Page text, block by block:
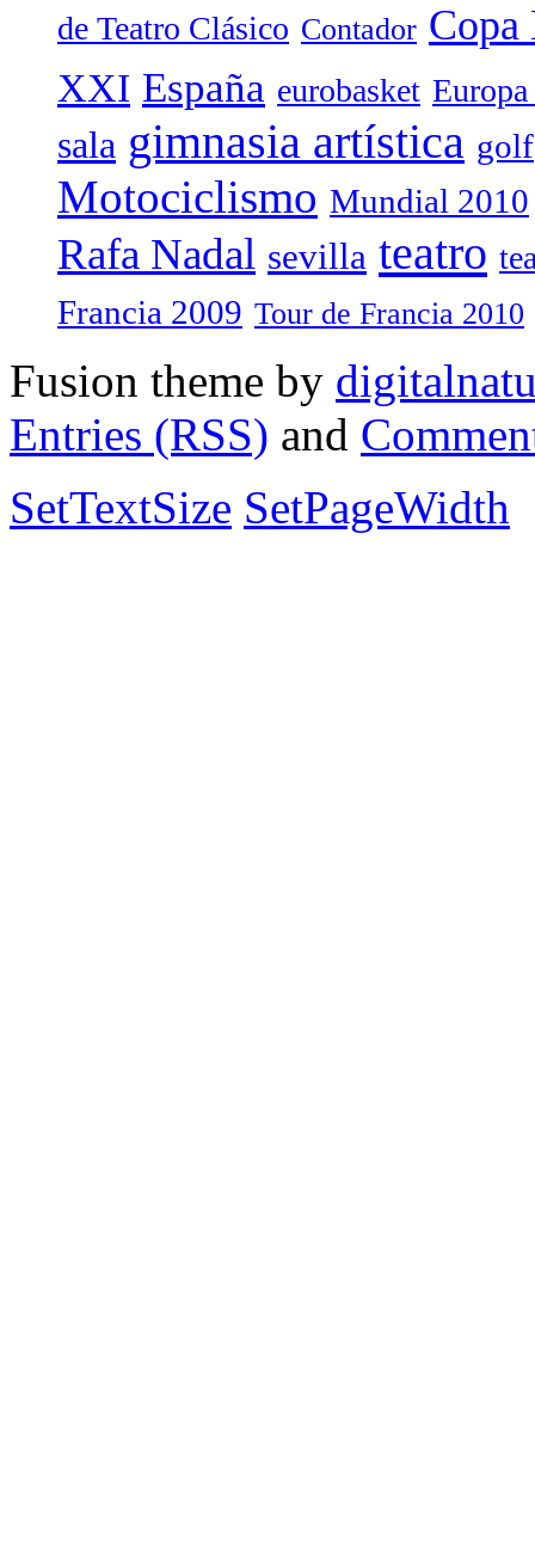
de Teatro Clásico Contador Copa
XXI España eurobasket
sala gimnasia artística golf
Motociclismo Mundial 2010
Rafa Nadal sevilla teatro
Francia 2009 Tour de Francia 2010
Fusion theme by
Entries (RSS) and
SetTextSize SetPageWidth